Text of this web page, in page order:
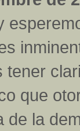
tener
que
de la